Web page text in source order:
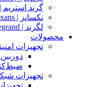
گرند استریم | Grandstream
نکسانز | Nexans
لگرند | Legrand
محصولات
تجهیزات
تجهیزات